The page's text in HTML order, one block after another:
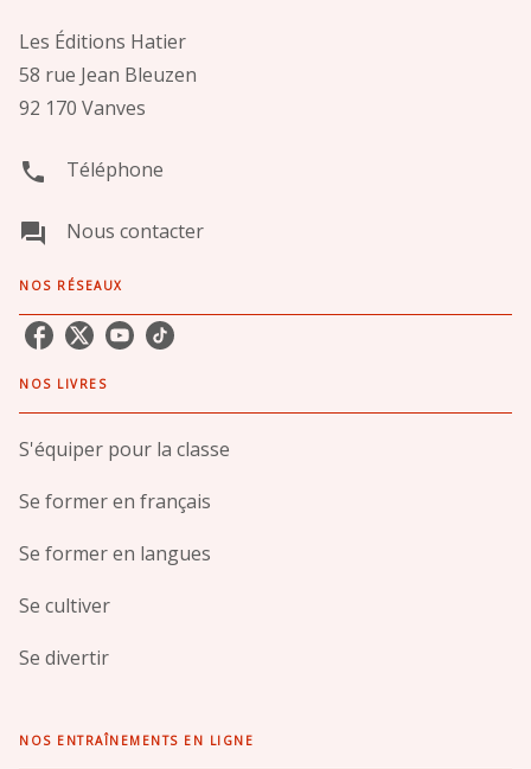
Les Éditions Hatier
58 rue Jean Bleuzen
92 170 Vanves
phone Téléphone
question_answer Nous contacter
NOS RÉSEAUX
NOS LIVRES
S'équiper pour la classe
Se former en français
Se former en langues
Se cultiver
Se divertir
NOS ENTRAÎNEMENTS EN LIGNE